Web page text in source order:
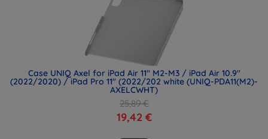
Case UNIQ Axel for iPad Air 11" M2-M3 / iPad Air 10.9"
(2022/2020) / iPad Pro 11" (2022/202 white (UNIQ-PDA11(M2)-
AXELCWHT)
25,89 €
19,42 €